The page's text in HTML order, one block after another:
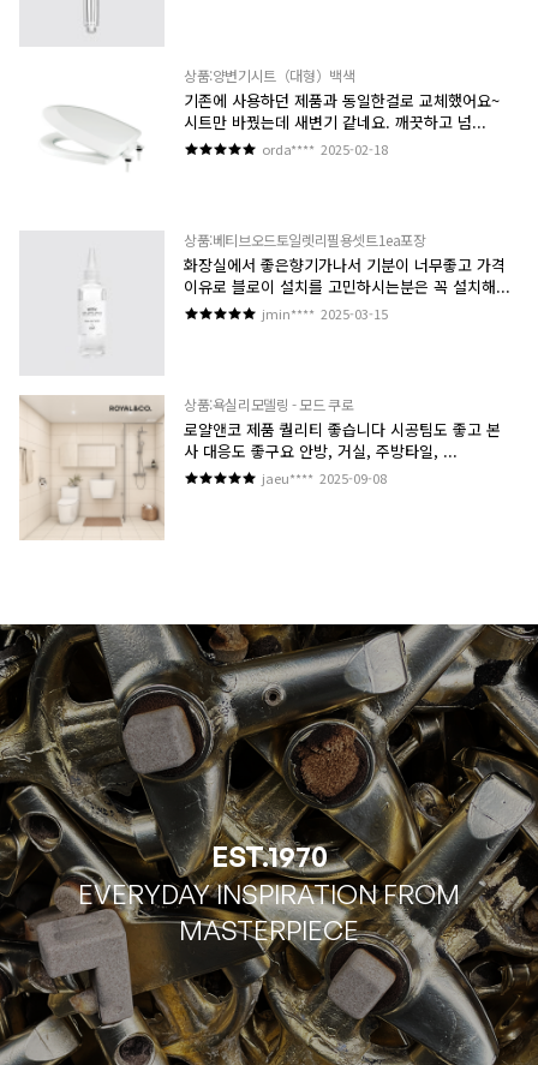
상품:양변기시트（대형）백색
기존에 사용하던 제품과 동일한걸로 교체했어요~
시트만 바꿨는데 새변기 같네요. 깨끗하고 넘...
orda**** 2025-02-18
상품:베티브오드토일렛리필용셋트1ea포장
화장실에서 좋은향기가나서 기분이 너무좋고 가격
이유로 블로이 설치를 고민하시는분은 꼭 설치해...
jmin**** 2025-03-15
상품:욕실리모델링 - 모드 쿠로
로얄앤코 제품 퀄리티 좋습니다 시공팀도 좋고 본
사 대응도 좋구요 안방, 거실, 주방타일, ...
jaeu**** 2025-09-08
EST.1970
EVERYDAY INSPIRATION FROM
MASTERPIECE